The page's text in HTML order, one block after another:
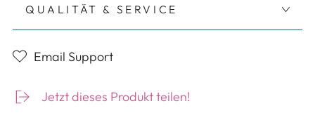
QUALITÄT & SERVICE
Email Support
Jetzt dieses Produkt teilen!